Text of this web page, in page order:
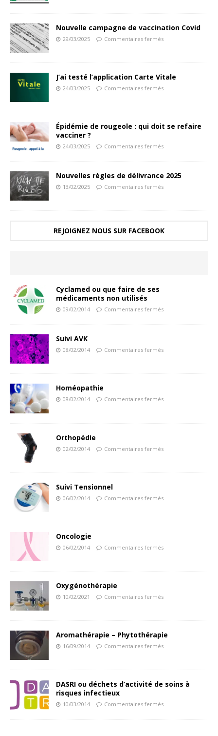
Nouvelle campagne de vaccination Covid
29/03/2025 Commentaires fermés
J’ai testé l’application Carte Vitale
24/03/2025 Commentaires fermés
Épidémie de rougeole : qui doit se refaire
vacciner ?
24/03/2025 Commentaires fermés
Nouvelles règles de délivrance 2025
13/02/2025 Commentaires fermés
REJOIGNEZ NOUS SUR FACEBOOK
Cyclamed ou que faire de ses
médicaments non utilisés
09/02/2014 Commentaires fermés
Suivi AVK
08/02/2014 Commentaires fermés
Homéopathie
08/02/2014 Commentaires fermés
Orthopédie
02/02/2014 Commentaires fermés
Suivi Tensionnel
06/02/2014 Commentaires fermés
Oncologie
06/02/2014 Commentaires fermés
Oxygénothérapie
10/02/2021 Commentaires fermés
Aromathérapie – Phytothérapie
16/09/2014 Commentaires fermés
DASRI ou déchets d’activité de soins à
risques infectieux
10/03/2014 Commentaires fermés